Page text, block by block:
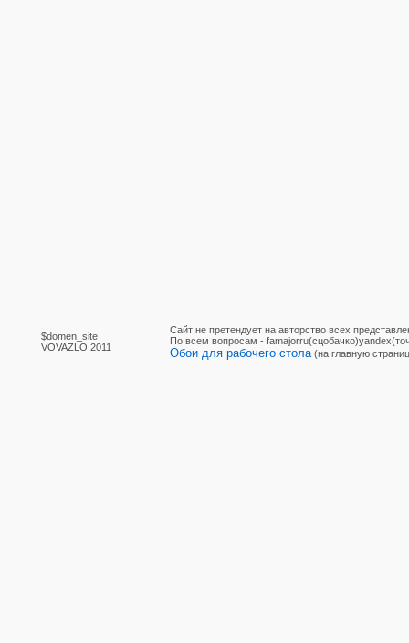
$domen_site
VOVAZLO 2011
Сайт не претендует на авторство всех
По вcем вопросам -
Обои для рабочего стола (на главную